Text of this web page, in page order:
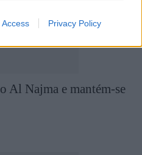
Access Privacy Policy
Al Najma e mantém-se